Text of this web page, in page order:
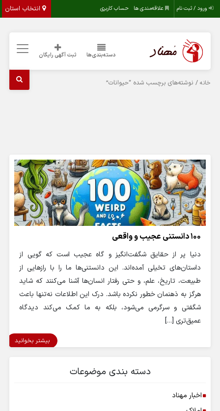
انتخاب استان ورود / ثبت نام علاقه‌مندی ها حساب کاربری
دسته‌بندی‌ها ثبت آگهی رایگان
خانه / نوشته‌های برچسب شده “حیوانات”
۱۰۰ دانستنی عجیب و واقعی
دنیا پر از حقایق شگفت‌انگیز و گاه عجیب است که گویی از
داستان‌های تخیلی آمده‌اند. این دانستنی‌ها ما را با رازهایی از
طبیعت، تاریخ، علم، و حتی رفتار انسان‌ها آشنا می‌کنند که شاید
هرگز به ذهنمان خطور نکرده باشد. درک این اطلاعات نه‌تنها باعث
شگفتی و سرگرمی می‌شود، بلکه به ما کمک می‌کند دیدگاه
عمیق‌تری […]
بیشتر بخوانید
دسته بندی موضوعات
اخبار مهناد